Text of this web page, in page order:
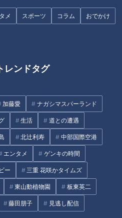
メ スポーツ コラム おでかけ
レンドタグ
加藤愛 ナガシマスパーランド
生活 道との遭遇
北辻利寿 中部国際空港
エンタメ ゲンキの時間
ー 三重 花咲かタイムズ
東山動植物園 板東英二
藤田朋子 見逃し配信
小学校で行われた運動会。赤白
で、ハチマキを巻いた子どもた
披露すると、中学生も一緒に踊
中学校による初めての「合同運
上がる」